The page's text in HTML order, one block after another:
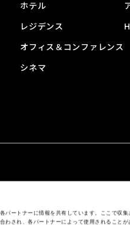
パートナーに情報を共有しています。ここで収集
され、各パートナーによって使用されることが
ホテル
レジデンス
オフィス＆コンファレンス
シネマ